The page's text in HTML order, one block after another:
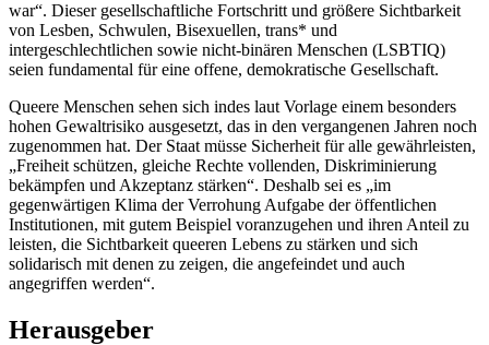
war“. Dieser gesellschaftliche Fortschritt und größere Sichtbarkeit
von Lesben, Schwulen, Bisexuellen, trans* und
intergeschlechtlichen sowie nicht-binären Menschen (LSBTIQ)
seien fundamental für eine offene, demokratische Gesellschaft.
Queere Menschen sehen sich indes laut Vorlage einem besonders
hohen Gewaltrisiko ausgesetzt, das in den vergangenen Jahren noch
zugenommen hat. Der Staat müsse Sicherheit für alle gewährleisten,
„Freiheit schützen, gleiche Rechte vollenden, Diskriminierung
bekämpfen und Akzeptanz stärken“. Deshalb sei es „im
gegenwärtigen Klima der Verrohung Aufgabe der öffentlichen
Institutionen, mit gutem Beispiel voranzugehen und ihren Anteil zu
leisten, die Sichtbarkeit queeren Lebens zu stärken und sich
solidarisch mit denen zu zeigen, die angefeindet und auch
angegriffen werden“.
Herausgeber